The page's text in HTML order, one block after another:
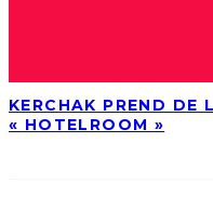
KERCHAK PREND DE
« HOTELROOM »